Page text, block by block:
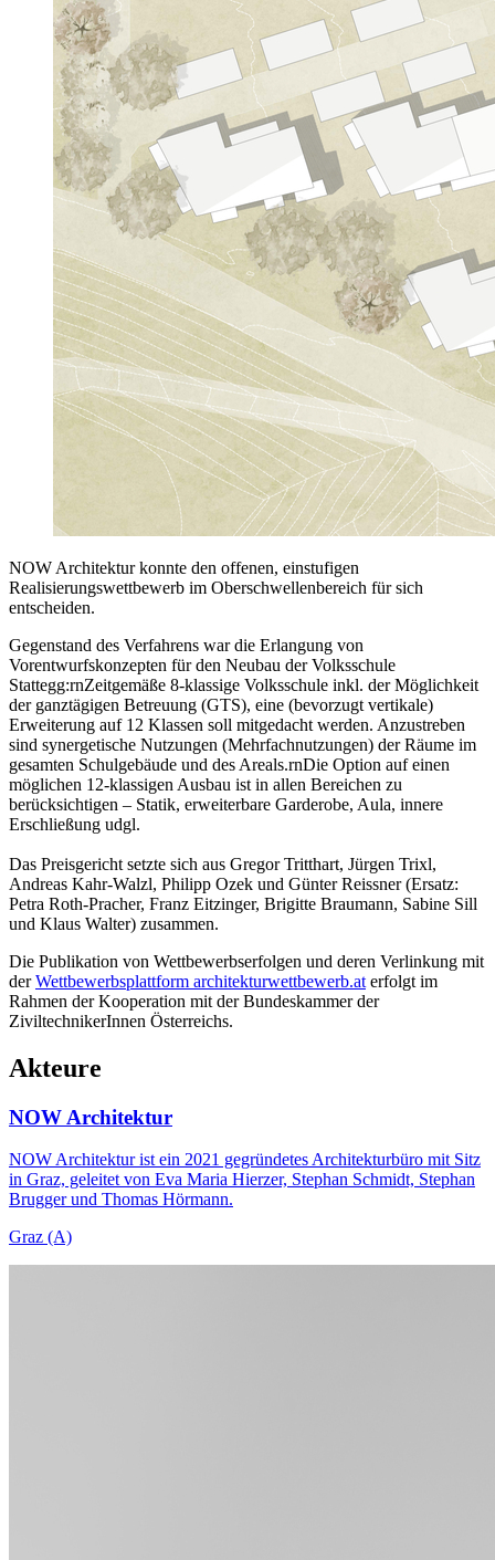
NOW Architektur konnte den offenen, einstufigen
Realisierungswettbewerb im Oberschwellenbereich für sich
entscheiden.
Gegenstand des Verfahrens war die Erlangung von
Vorentwurfskonzepten für den Neubau der Volksschule
Stattegg:rnZeitgemäße 8-klassige Volksschule inkl. der Möglichkeit
der ganztägigen Betreuung (GTS), eine (bevorzugt vertikale)
Erweiterung auf 12 Klassen soll mitgedacht werden. Anzustreben
sind synergetische Nutzungen (Mehrfachnutzungen) der Räume im
gesamten Schulgebäude und des Areals.rnDie Option auf einen
möglichen 12-klassigen Ausbau ist in allen Bereichen zu
berücksichtigen – Statik, erweiterbare Garderobe, Aula, innere
Erschließung udgl.
Das Preisgericht setzte sich aus Gregor Tritthart, Jürgen Trixl,
Andreas Kahr-Walzl, Philipp Ozek und Günter Reissner (Ersatz:
Petra Roth-Pracher, Franz Eitzinger, Brigitte Braumann, Sabine Sill
und Klaus Walter) zusammen.
Die Publikation von Wettbewerbserfolgen und deren Verlinkung mit
derWettbewerbsplattform architekturwettbewerb.at erfolgt im
Rahmen der Kooperation mit der Bundeskammer der
ZiviltechnikerInnen Österreichs.
Akteure
NOW Architektur
NOW Architektur ist ein 2021 gegründetes Architekturbüro mit Sitz
in Graz, geleitet von Eva Maria Hierzer, Stephan Schmidt, Stephan
Brugger und Thomas Hörmann.
Graz (A)